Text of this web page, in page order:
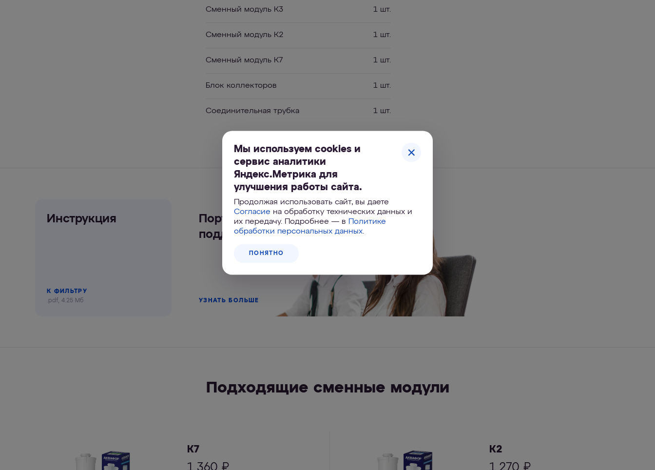
Сменный модуль К3 1 шт.
Сменный модуль К2 1 шт.
Сменный модуль К7 1 шт.
Блок коллекторов 1 шт.
Соединительная трубка 1 шт.
показать все
Инструкция
К ФИЛЬТРУ
.pdf, 4.25 Мб
Портал
поддержки
УЗНАТЬ БОЛЬШЕ
Подходящие сменные модули
К7
1 360 ₽
К2
1 270 ₽
Мы используем cookies и
сервис аналитики
Яндекс.Метрика для
улучшения работы сайта.
Продолжая использовать сайт, вы даете
Согласие на обработку технических данных и
их передачу. Подробнее — в Политике
обработки персональных данных.
ПОНЯТНО